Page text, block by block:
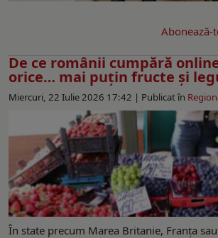
Abonează-
De ce românii cumpără
orice… mai puţin fructe și
Miercuri, 22 Iulie 2026 17:42 | Publicat în
În state precum Marea Britanie, Franța